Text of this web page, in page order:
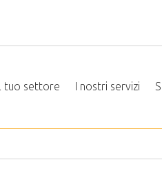
Il tuo settore I nostri servizi